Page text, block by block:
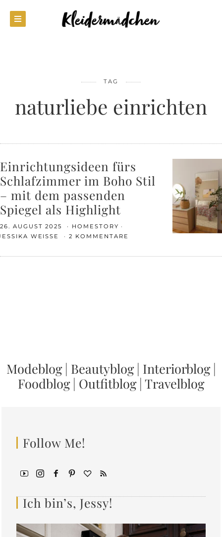
TAG
naturliebe einrichten
Einrichtungsideen fürs
Schlafzimmer im Boho Stil
– mit dem passenden
Spiegel als Highlight
26. AUGUST 2025
HOMESTORY
WEISSE
2 KOMMENTARE
Modeblog| Beautyblog| Interiorblog|
Foodblog| Outfitblog| Travelblog
Follow Me!
Ich bin’s, Jessy!